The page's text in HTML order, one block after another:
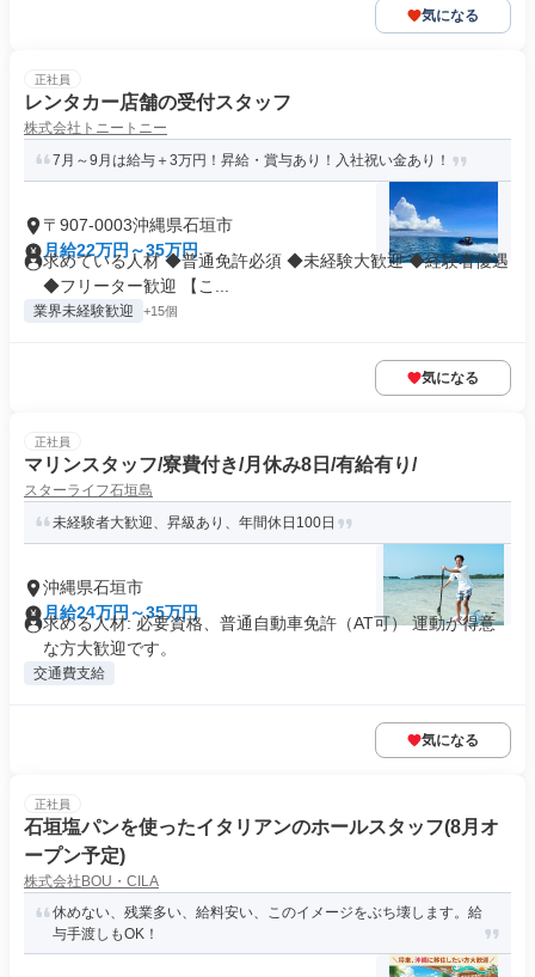
気になる
正社員
レンタカー店舗の受付スタッフ
株式会社トニートニー
7月～9月は給与＋3万円！昇給・賞与あり！入社祝い金あり！
〒907-0003沖縄県石垣市
月給22万円～35万円
求めている人材 ◆普通免許必須 ◆未経験大歓迎 ◆経験者優遇
◆フリーター歓迎 【こ...
業界未経験歓迎 +15個
気になる
正社員
マリンスタッフ/寮費付き/月休み8日/有給有り/
スターライフ石垣島
未経験者大歓迎、昇級あり、年間休日100日
沖縄県石垣市
月給24万円～35万円
求める人材: 必要資格、普通自動車免許（AT可） 運動が得意
な方大歓迎です。
交通費支給
気になる
正社員
石垣塩パンを使ったイタリアンのホールスタッフ(8月オ
ープン予定)
株式会社BOU・CILA
休めない、残業多い、給料安い、このイメージをぶち壊します。給
与手渡しもOK！